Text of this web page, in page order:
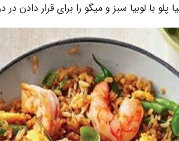
پلو با لوبیا سبز و میگو را برای قرار